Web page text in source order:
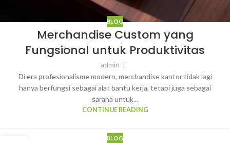
BLOG
Merchandise Custom yang
Fungsional untuk Produktivitas
admin
Di era profesionalisme modern, merchandise kantor tidak lagi
hanya berfungsi sebagai alat bantu kerja, tetapi juga sebagai
sarana untuk...
CONTINUE READING
BLOG